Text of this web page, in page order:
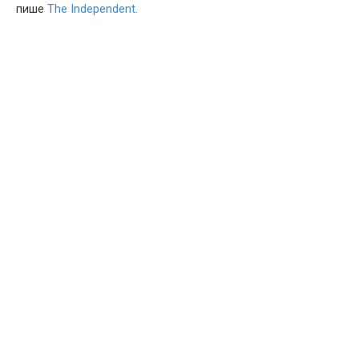
пише The Independent.